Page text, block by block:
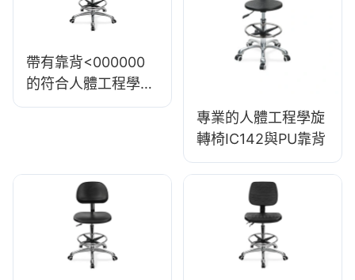
帶有靠背<000000
的符合人體工程學的
旋轉pu椅
專業的人體工程學旋
轉椅IC142與PU靠背